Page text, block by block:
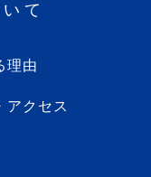
て
理由
アクセス